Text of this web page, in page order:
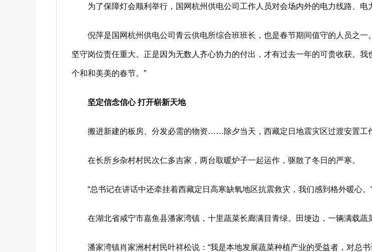
为了保障灯会顺利举行，国网杭州供电公司工作人员对会场内外的电力线路、电
倪萍是国网杭州供电公司青云供电所综合班班长，也是春节期间值守的人员之一
坚守岗位责任重大。正是因为无数人齐心协力的付出，才有过去一年的可贵收获。
个和和美美的春节。”
坚定信念信心打开崭新天地
搬进新建的板房、分发必需的物资……除夕当天，西藏定日地震灾区过渡安置工作
在长所乡杂村村民次仁多吉家，两台取暖炉子一起运作，驱散了冬日的严寒。
“总书记在讲话中还牵挂着西藏定日高寒缺氧地区抗震救灾，我们感到格外暖心。
在湖北省咸宁市嘉鱼县潘家湾镇，十里蔬菜长廊满目青绿。田埂边，一辆满载蔬
潘家湾镇肖家洲村村民叶祥松说：“我是本地发展蔬菜种植产业的受益者，对总书